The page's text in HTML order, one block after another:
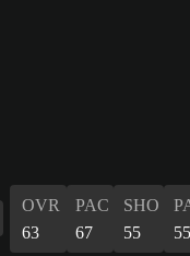
OVR
63
PAC
67
SHO
55
55